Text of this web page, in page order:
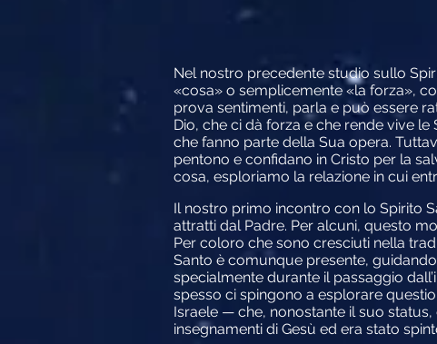
Nel nostro precedente studio sullo
«cosa» o semplicemente «la forza»,
prova sentimenti, parla e può essere
Dio, che ci dà forza e che rende vive
che fanno parte della Sua opera.
pentono e confidano in Cristo per la
cosa, esploriamo la relazione in cui
Il nostro primo incontro con lo Spirito
attratti dal Padre. Per alcuni, questo
Per coloro che sono cresciuti nella
Santo è comunque presente,
specialmente durante il passaggio
spesso ci spingono a esplorare
Israele — che, nonostante il suo
insegnamenti di Gesù ed era stato